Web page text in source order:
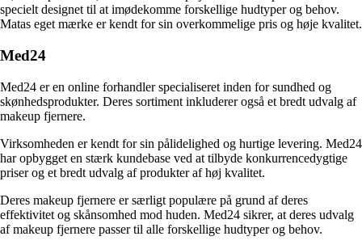
specielt designet til at imødekomme forskellige hudtyper og behov.
Matas eget mærke er kendt for sin overkommelige pris og høje kvalitet.
Med24
Med24 er en online forhandler specialiseret inden for sundhed og
skønhedsprodukter. Deres sortiment inkluderer også et bredt udvalg af
makeup fjernere.
Virksomheden er kendt for sin pålidelighed og hurtige levering. Med24
har opbygget en stærk kundebase ved at tilbyde konkurrencedygtige
priser og et bredt udvalg af produkter af høj kvalitet.
Deres makeup fjernere er særligt populære på grund af deres
effektivitet og skånsomhed mod huden. Med24 sikrer, at deres udvalg
af makeup fjernere passer til alle forskellige hudtyper og behov.